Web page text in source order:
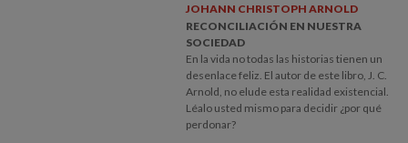
JOHANN CHRISTOPH ARNOLD
RECONCILIACIÓN EN NUESTRA
SOCIEDAD
En la vida no todas las historias tienen un
desenlace feliz. El autor de este libro, J. C.
Arnold, no elude esta realidad existencial.
Léalo usted mismo para decidir ¿por qué
perdonar?